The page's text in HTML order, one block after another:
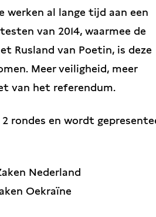
werken al lange tijd aan een
van 2014, waarmee de
Rusland van Poetin, is deze
Meer veiligheid, meer
van het referendum.
rondes en wordt
Nederland
Oekraïne